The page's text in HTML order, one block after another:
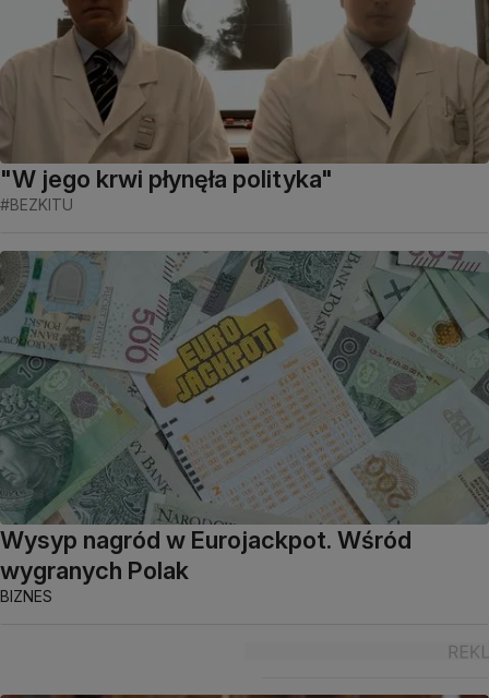
"W jego krwi płynęła polityka"
#BEZKITU
Wysyp nagród w Eurojackpot. Wśród
wygranych Polak
BIZNES